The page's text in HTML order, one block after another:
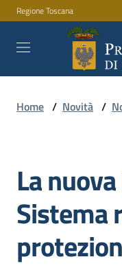
Vai al contenuto
Vai alla navigazione
Vai al footer
Regione Toscana
Amministrazione
Servizi
Novità
Home / Novità /
Salta al contenuto
La
Sistema